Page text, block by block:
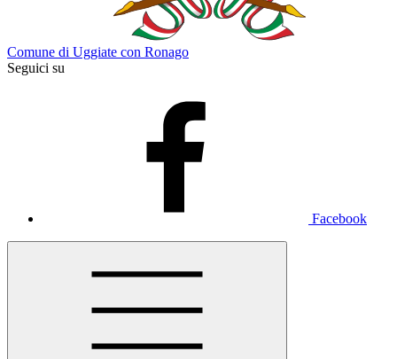
Comune di Uggiate con Ronago
Seguici su
Facebook